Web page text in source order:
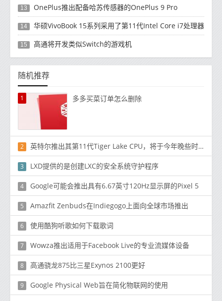
13 OnePlus推出配备哈苏传感器的OnePlus 9 Pro
14 华硕VivoBook 15系列采用了第11代Intel Core i7处理器
15 高通将开发类似Switch的游戏机
随机推荐
1 多多买菜订单怎么删除
2 英特尔推出其第11代Tiger Lake CPU，将于今年晚些时候上市
3 LXD提供的是创建LXC的安全系统守护程序
4 Google可能会推出具有6.67英寸120Hz显示屏的Pixel 5
5 Amazfit Zenbuds在Indiegogo上面向全球市场推出
6 使用酷狗听歌如何下载歌词
7 Wowza推出适用于Facebook Live的专业流媒体设备
8 高通骁龙875比三星Exynos 2100更好
9 Google Physical Web旨在简化物联网的使用